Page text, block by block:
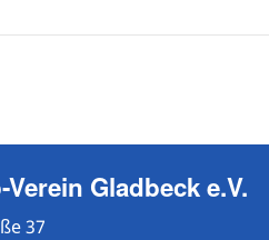
Gladbeck e.V.
37